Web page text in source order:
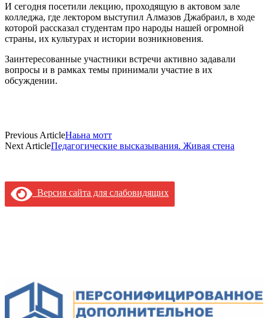
И сегодня посетили лекцию, проходящую в актовом зале
колледжа, где лектором выступил Алмазов Джабраил, в ходе
которой рассказал студентам про народы нашей огромной
страны, их культурах и истории возникновения.
Заинтересованные участники встречи активно задавали
вопросы и в рамках темы принимали участие в их
обсуждении.
Previous ArticleНаьна мотт
Next ArticleПедагогические высказывания. Живая стена
Версия сайта для слабовидящих